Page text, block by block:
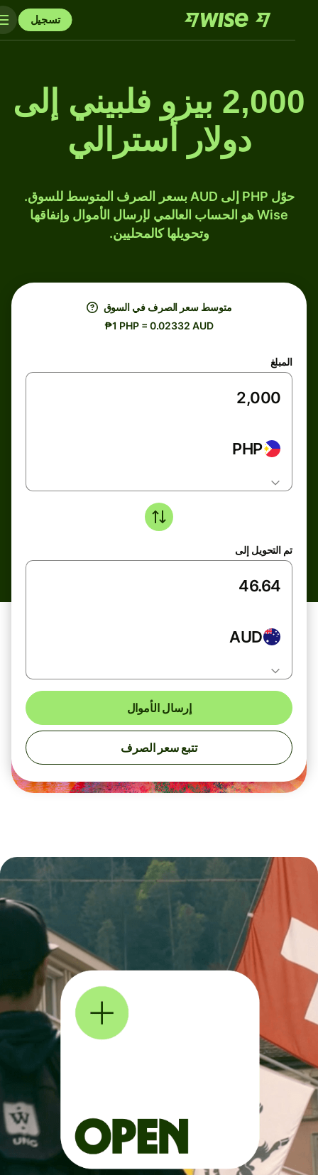
تسجيل
2,000 بيزو فلبيني إلى
دولار أسترالي
حوّل PHP إلى AUD بسعر الصرف المتوسط للسوق.
Wise هو الحساب العالمي لإرسال الأموال وإنفاقها
وتحويلها كالمحليين.
متوسط ​​سعر الصرف في السوق
₱1 PHP = 0.02332 AUD
المبلغ
PHP
تم التحويل إلى
AUD
إرسال الأموال
تتبع سعر الصرف